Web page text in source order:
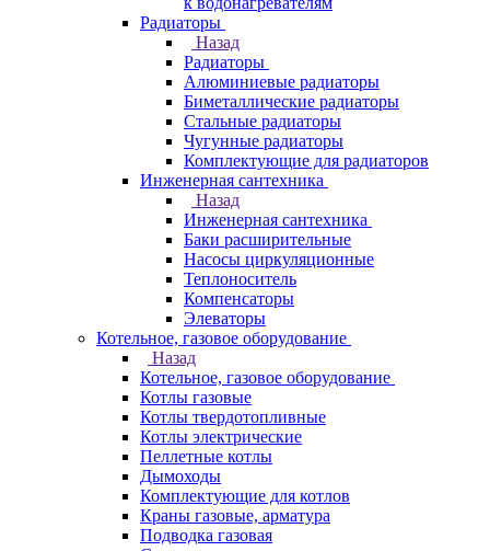
Радиаторы
Назад
Радиаторы
Алюминиевые радиаторы
Биметаллические радиаторы
Стальные радиаторы
Чугунные радиаторы
Комплектующие для радиаторов
Инженерная сантехника
Назад
Инженерная сантехника
Баки расширительные
Насосы циркуляционные
Теплоноситель
Компенсаторы
Элеваторы
Котельное, газовое оборудование
Назад
Котельное, газовое оборудование
Котлы газовые
Котлы твердотопливные
Котлы электрические
Пеллетные котлы
Дымоходы
Комплектующие для котлов
Краны газовые, арматура
Подводка газовая